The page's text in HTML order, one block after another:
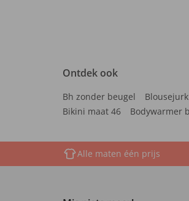
Ontdek ook
Bh zonder beugel Blousejurk
Bikini maat 46
Bodywarmer
Alle maten één prijs